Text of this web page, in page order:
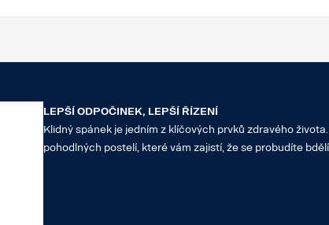
LEPŠÍ ODPOČINEK, LEPŠÍ ŘÍZENÍ
Klidný spánek je jedním z klíčových prvků zdravého
pohodlných postelí, které vám zajistí, že se probudíte